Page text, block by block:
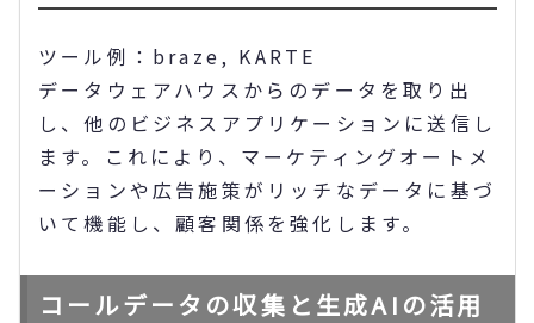
ツール例：braze, KARTE
データウェアハウスからのデータを取り出
し、他のビジネスアプリケーションに送信し
ます。これにより、マーケティングオートメ
ーションや広告施策がリッチなデータに基づ
いて機能し、顧客関係を強化します。
コールデータの収集と生成AIの活用